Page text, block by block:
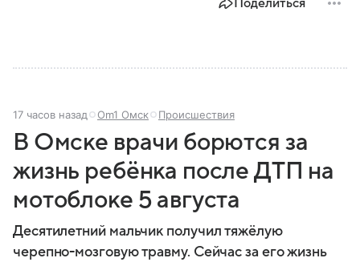
Поделиться
17 часов назад Om1 Омск Происшествия
В Омске врачи борются за
жизнь ребёнка после ДТП на
мотоблоке 5 августа
Десятилетний мальчик получил тяжёлую
черепно-мозговую травму. Сейчас за его жизнь